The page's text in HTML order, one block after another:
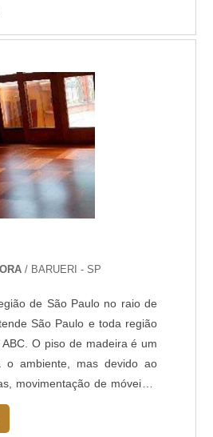
e cores definidas em
usabilidade do piso. -
horas; - Isento de solventes;
e resistência UV. - Alta
e a choque térmico; -
- Baixo odor e baixo
liso e antiderrapante; -
entre -30 °C e +95 °C;
/ BARUERI - SP
de São Paulo no raio de
São Paulo e toda região
O piso de madeira é um
o ambiente, mas devido ao
movimentação de móveis e
sofre desgastes, riscos,
comprometendo o seu